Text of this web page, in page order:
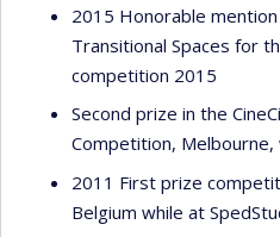
2015 Honorable
Transitional Spaces for
competition 2015
Second prize in the
Competition, Melbourne,
2011 First prize
Belgium while at